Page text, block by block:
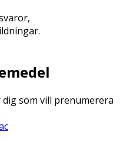
som vill prenumerera